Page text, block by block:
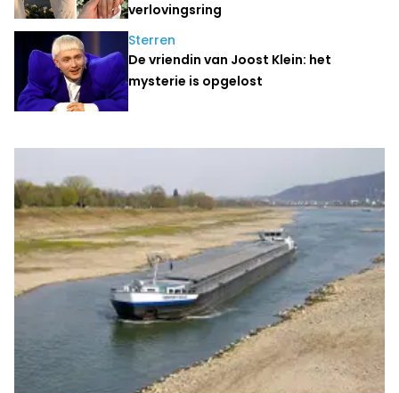
verlovingsring
Sterren
De vriendin van Joost Klein: het
mysterie is opgelost
Laatste nieuws